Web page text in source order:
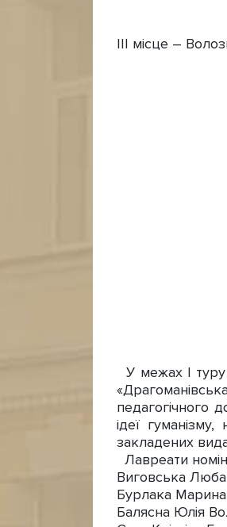
ІІІ місце –
У межах І туру
педагогічного
ідеї
закладених
Лавреати
Виговська
Бурлака Марина
Балясна Юлія